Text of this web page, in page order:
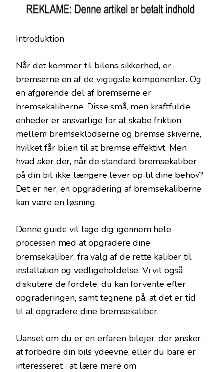
Introduktion
Når det kommer til bilens sikkerhed, er
bremserne en af de vigtigste komponenter. Og
en afgørende del af bremserne er
bremsekaliberne. Disse små, men kraftfulde
enheder er ansvarlige for at skabe friktion
mellem bremseklodserne og bremse skiverne,
hvilket får bilen til at bremse effektivt. Men
hvad sker der, når de standard bremsekaliber
på din bil ikke længere lever op til dine behov?
Det er her, en opgradering af bremsekaliberne
kan være en løsning.
Denne guide vil tage dig igennem hele
processen med at opgradere dine
bremsekaliber, fra valg af de rette kaliber til
installation og vedligeholdelse. Vi vil også
diskutere de fordele, du kan forvente efter
opgraderingen, samt tegnene på, at det er tid
til at opgradere dine bremsekaliber.
Uanset om du er en erfaren bilejer, der ønsker
at forbedre din bils ydeevne, eller du bare er
interesseret i at lære mere om